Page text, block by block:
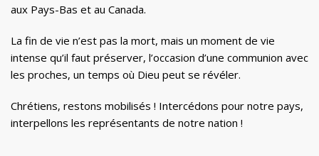
aux Pays-Bas et au Canada.
La fin de vie n’est pas la mort, mais un moment de vie
intense qu’il faut préserver, l’occasion d’une communion avec
les proches, un temps où Dieu peut se révéler.
Chrétiens, restons mobilisés ! Intercédons pour notre pays,
interpellons les représentants de notre nation !